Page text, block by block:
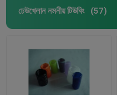
ঢেউখেলান নমনীয় টিউবিং (57)